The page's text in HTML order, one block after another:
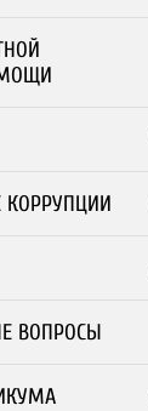
КОРРУПЦИИ
ВОПРОСЫ